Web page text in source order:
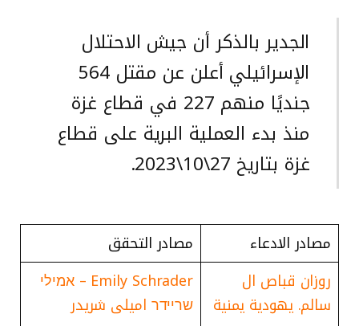
الجدير بالذكر أن جيش الاحتلال
الإسرائيلي أعلن عن مقتل 564
جنديًا منهم 227 في قطاع غزة
منذ بدء العملية البرية على قطاع
غزة بتاريخ 27\10\2023.
مصادر الادعاء
مصادر التحقق
روزان قباص ال
سالم. يهودية يمنية
Emily Schrader – אמילי
שריידר امیلی شریدر